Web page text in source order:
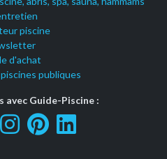
piscine
d'achat
publiques
avec Guide-Piscine :